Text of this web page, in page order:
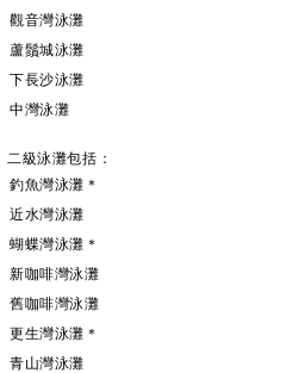
觀音灣泳灘
蘆鬚城泳灘
下長沙泳灘
中灣泳灘
二級泳灘包括：
釣魚灣泳灘＊
近水灣泳灘
蝴蝶灣泳灘＊
新咖啡灣泳灘
舊咖啡灣泳灘
更生灣泳灘＊
青山灣泳灘